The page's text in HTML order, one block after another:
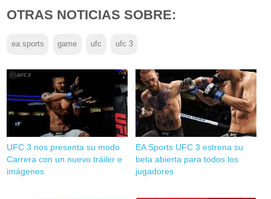
OTRAS NOTICIAS SOBRE:
ea sports game ufc ufc 3
UFC 3 nos presenta su modo
Carrera con un nuevo tráiler e
imágenes
EA Sports UFC 3 estrena su
beta abierta para todos los
jugadores